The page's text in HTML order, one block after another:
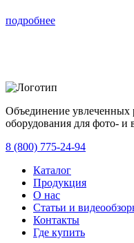
подробнее
Объединение увлеченных
оборудования для фото- и
8 (800) 775-24-94
Каталог
Продукция
О нас
Статьи и
Контакты
Где купить